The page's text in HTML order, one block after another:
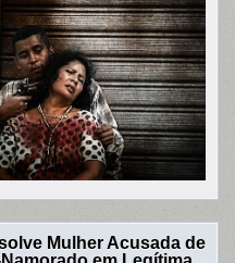
Mulher Acusada de